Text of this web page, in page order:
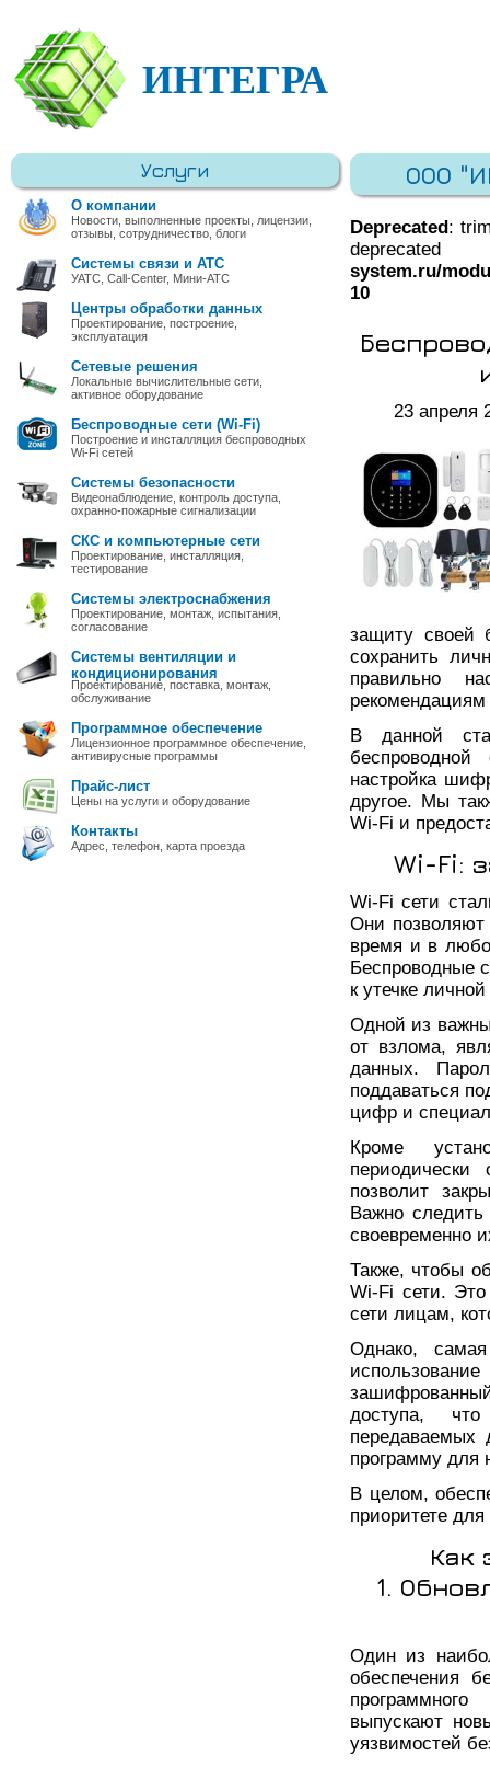
ИНТЕГРА
Услуги
О компании
Новости, выполненные проекты, лицензии,
отзывы, сотрудничество, блоги
Системы связи и АТС
УАТС, Call-Center, Мини-АТС
Центры обработки данных
Проектирование, построение,
эксплуатация
Сетевые решения
Локальные вычислительные сети,
активное оборудование
Беспроводные сети (Wi-Fi)
Построение и инсталляция беспроводных
Wi-Fi сетей
Системы безопасности
Видеонаблюдение, контроль доступа,
охранно-пожарные сигнализации
СКС и компьютерные сети
Проектирование, инсталляция,
тестирование
Системы электроснабжения
Проектирование, монтаж, испытания,
согласование
Системы вентиляции и
кондиционирования
Проектирование, поставка, монтаж,
обслуживание
Программное обеспечение
Лицензионное программное обеспечение,
антивирусные программы
Прайс-лист
Цены на услуги и оборудование
Контакты
Адрес, телефон, карта проезда
ООО
Deprecated:
system.ru/
10
23 апреля
защиту своей
сохранить
правильно
В данной
настройка
другое. Мы
Wi-Fi и
Wi-Fi:
Wi-Fi сети
Они позволяют
время и в
Беспроводные
к утечке
Одной из
от взлома,
данных.
поддаваться
цифр и
Кроме
периодически
позволит
Важно
своевременно
Также, чтобы
Wi-Fi сети.
сети лицам,
Однако,
доступа,
передаваемых
программу для
В целом,
приоритете для
Как
1.
Один из
обеспечения
выпускают
уязвимостей